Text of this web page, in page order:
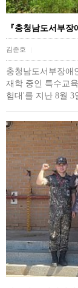
『충청남도서부
김준호
충청남도서부장애
재학 중인 특수교
험대'​를 지난 8월